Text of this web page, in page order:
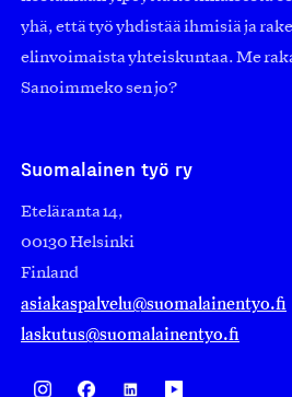
yhä, että työ yhdistää ihmisiä ja
elinvoimaista yhteiskuntaa. Me
Sanoimmeko sen jo?
Suomalainen työ ry
Eteläranta 14,
00130 Helsinki
Finland
asiakaspalvelu@suomalainentyo.fi
laskutus@suomalainentyo.fi